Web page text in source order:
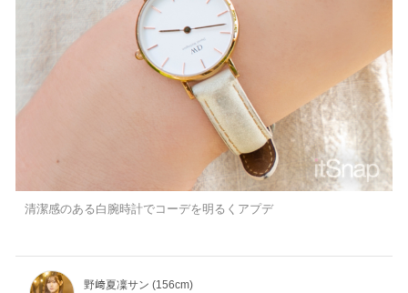
清潔感のある白腕時計でコーデを明るくアプデ
野﨑夏凜サン (156cm)